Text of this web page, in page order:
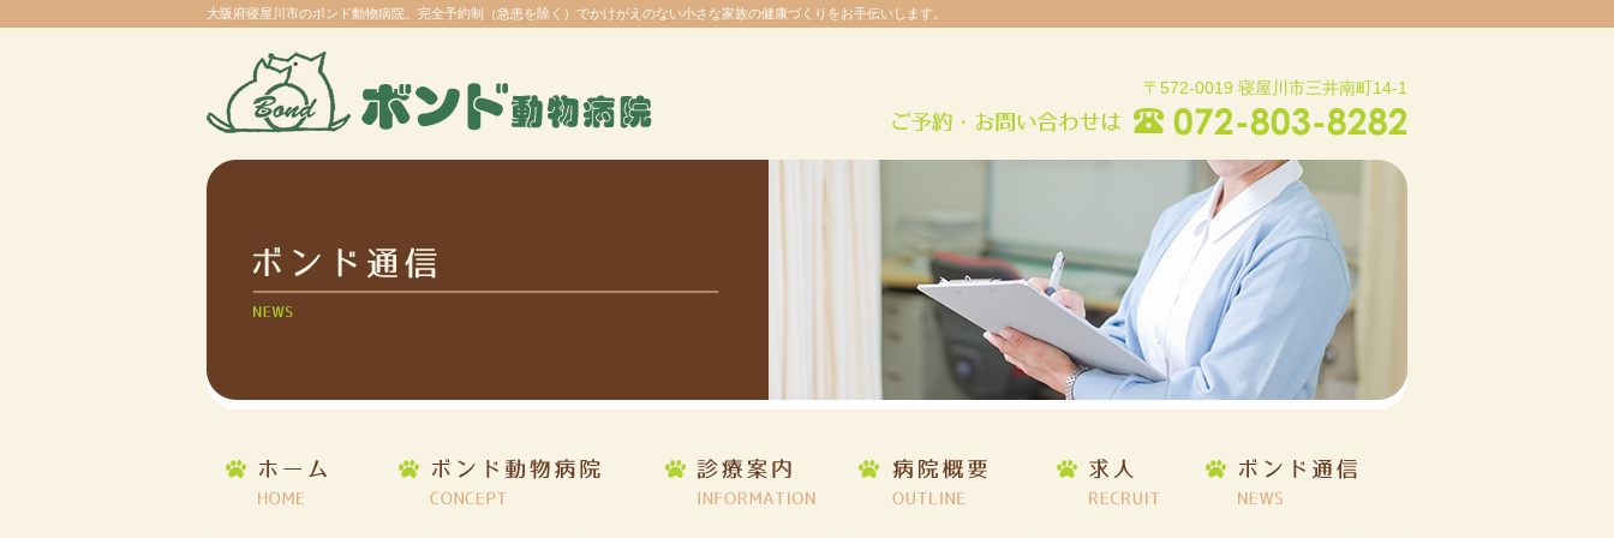
大阪府寝屋川市のボンド動物病院。完全予約制（急患を除く）でかけがえのない小さな家族の健康づくりをお手伝いします。
〒572-0019 寝屋川市三井南町14-1